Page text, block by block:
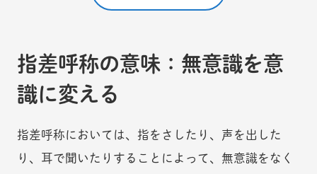
指差呼称の意味：無意識を意
識に変える
指差呼称においては、指をさしたり、声を出した
り、耳で聞いたりすることによって、無意識をなく